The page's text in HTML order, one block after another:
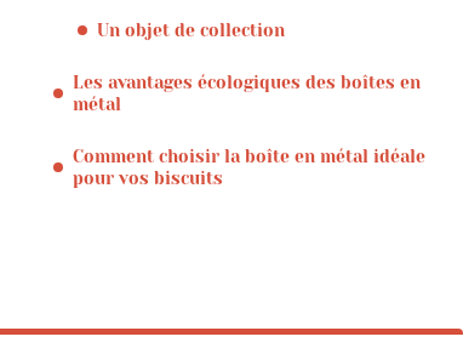
Un objet de collection
Les avantages écologiques des boîtes en
métal
Comment choisir la boîte en métal idéale
pour vos biscuits